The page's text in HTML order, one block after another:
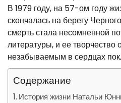
В 1979 году, на 57-ом году
скончалась на берегу
смерть стала несомненной
литературы, и ее творчество
незабываемым в сердцах
Содержание
История жизни Натальи